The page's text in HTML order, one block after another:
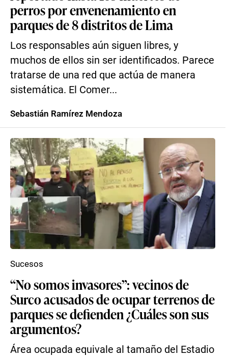
perros por envenenamiento en
parques de 8 distritos de Lima
Los responsables aún siguen libres, y
muchos de ellos sin ser identificados. Parece
tratarse de una red que actúa de manera
sistemática. El Comer...
Sebastián Ramírez Mendoza
“No somos invasores”: vecinos de
Surco acusados de ocupar terrenos de
parques se defienden ¿Cuáles son sus
argumentos?
Área ocupada equivale al tamaño del Estadio
Sucesos